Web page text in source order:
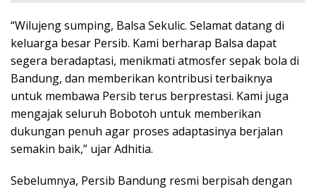
“Wilujeng sumping, Balsa Sekulic. Selamat datang di
keluarga besar Persib. Kami berharap Balsa dapat
segera beradaptasi, menikmati atmosfer sepak bola di
Bandung, dan memberikan kontribusi terbaiknya
untuk membawa Persib terus berprestasi. Kami juga
mengajak seluruh Bobotoh untuk memberikan
dukungan penuh agar proses adaptasinya berjalan
semakin baik,” ujar Adhitia.
Sebelumnya, Persib Bandung resmi berpisah dengan